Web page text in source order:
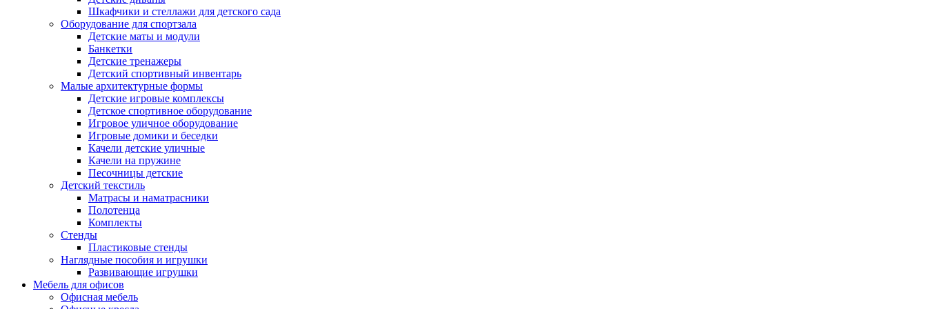
Шкафчики и стеллажи для детского сада
Оборудование для спортзала
Детские маты и модули
Банкетки
Детские тренажеры
Детский спортивный инвентарь
Малые архитектурные формы
Детские игровые комплексы
Детское спортивное оборудование
Игровое уличное оборудование
Игровые домики и беседки
Качели детские уличные
Качели на пружине
Песочницы детские
Детский текстиль
Матрасы и наматрасники
Полотенца
Комплекты
Стенды
Пластиковые стенды
Наглядные пособия и игрушки
Развивающие игрушки
Мебель для офисов
Офисная мебель